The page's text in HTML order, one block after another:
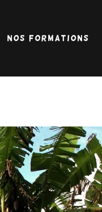
Nos formations